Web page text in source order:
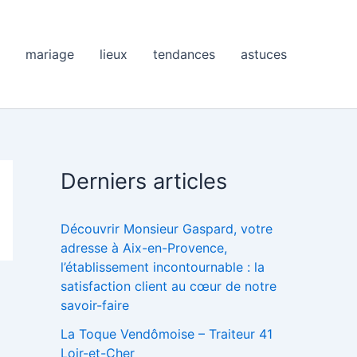
mariage lieux tendances astuces
Derniers articles
Découvrir Monsieur Gaspard, votre
adresse à Aix-en-Provence,
l’établissement incontournable : la
satisfaction client au cœur de notre
savoir-faire
La Toque Vendômoise – Traiteur 41
Loir-et-Cher